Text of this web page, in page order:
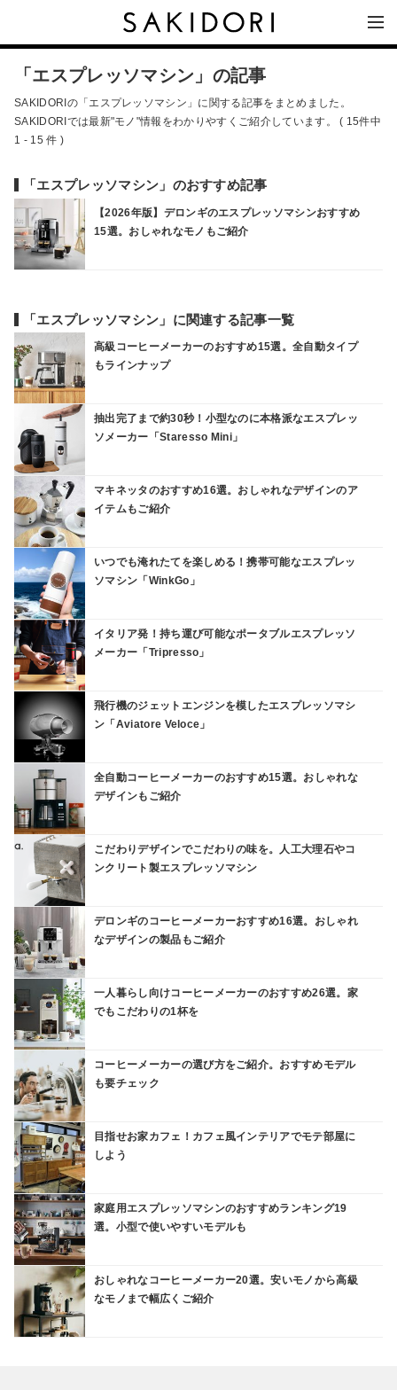
「エスプレッソマシン」の記事
SAKIDORIの「エスプレッソマシン」に関する記事をまとめました。
SAKIDORIでは最新"モノ"情報をわかりやすくご紹介しています。 ( 15件中
1 - 15 件 )
「エスプレッソマシン」のおすすめ記事
【2026年版】デロンギのエスプレッソマシンおすすめ
15選。おしゃれなモノもご紹介
「エスプレッソマシン」に関連する記事一覧
高級コーヒーメーカーのおすすめ15選。全自動タイプ
もラインナップ
抽出完了まで約30秒！小型なのに本格派なエスプレッ
ソメーカー「Staresso Mini」
マキネッタのおすすめ16選。おしゃれなデザインのア
イテムもご紹介
いつでも淹れたてを楽しめる！携帯可能なエスプレッ
ソマシン「WinkGo」
イタリア発！持ち運び可能なポータブルエスプレッソ
メーカー「Tripresso」
飛行機のジェットエンジンを模したエスプレッソマシ
ン「Aviatore Veloce」
全自動コーヒーメーカーのおすすめ15選。おしゃれな
デザインもご紹介
こだわりデザインでこだわりの味を。人工大理石やコ
ンクリート製エスプレッソマシン
デロンギのコーヒーメーカーおすすめ16選。おしゃれ
なデザインの製品もご紹介
一人暮らし向けコーヒーメーカーのおすすめ26選。家
でもこだわりの1杯を
コーヒーメーカーの選び方をご紹介。おすすめモデル
も要チェック
目指せお家カフェ！カフェ風インテリアでモテ部屋に
しよう
家庭用エスプレッソマシンのおすすめランキング19
選。小型で使いやすいモデルも
おしゃれなコーヒーメーカー20選。安いモノから高級
なモノまで幅広くご紹介